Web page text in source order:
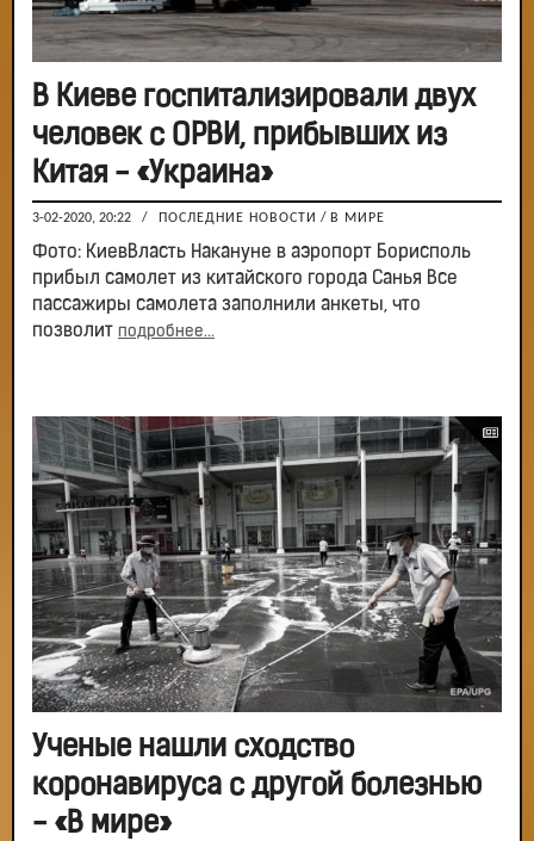
В Киеве госпитализировали двух
человек с ОРВИ, прибывших из
Китая - «Украина»
3-02-2020, 20:22 / ПОСЛЕДНИЕ НОВОСТИ / В МИРЕ
Фото: КиевВласть Накануне в аэропорт Борисполь
прибыл самолет из китайского города Санья Все
пассажиры самолета заполнили анкеты, что
позволит подробнее...
Ученые нашли сходство
коронавируса с другой болезнью
- «В мире»